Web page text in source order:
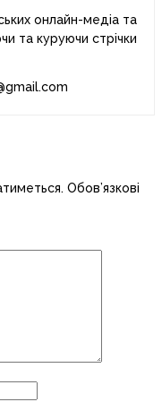
онлайн-медіа та
та куруючи стрічки
Обов’язкові